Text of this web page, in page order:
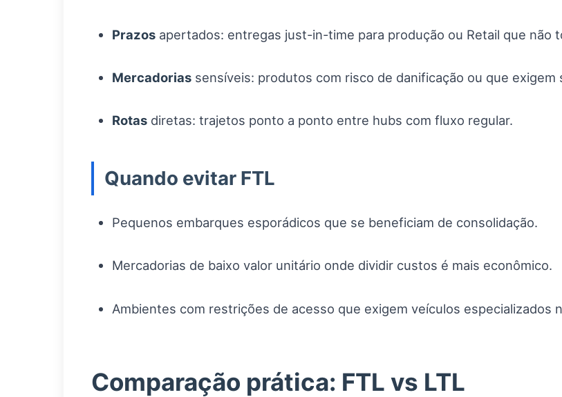
Prazos apertados: entregas just-in-time para produção ou Retail que não
Mercadorias sensíveis: produtos com risco de danificação ou que exigem
Rotas diretas: trajetos ponto a ponto entre hubs com fluxo regular.
Quando evitar FTL
Pequenos embarques esporádicos que se beneficiam de consolidação.
Mercadorias de baixo valor unitário onde dividir custos é mais econômico.
Ambientes com restrições de acesso que exigem veículos especializados
Comparação prática: FTL vs LTL